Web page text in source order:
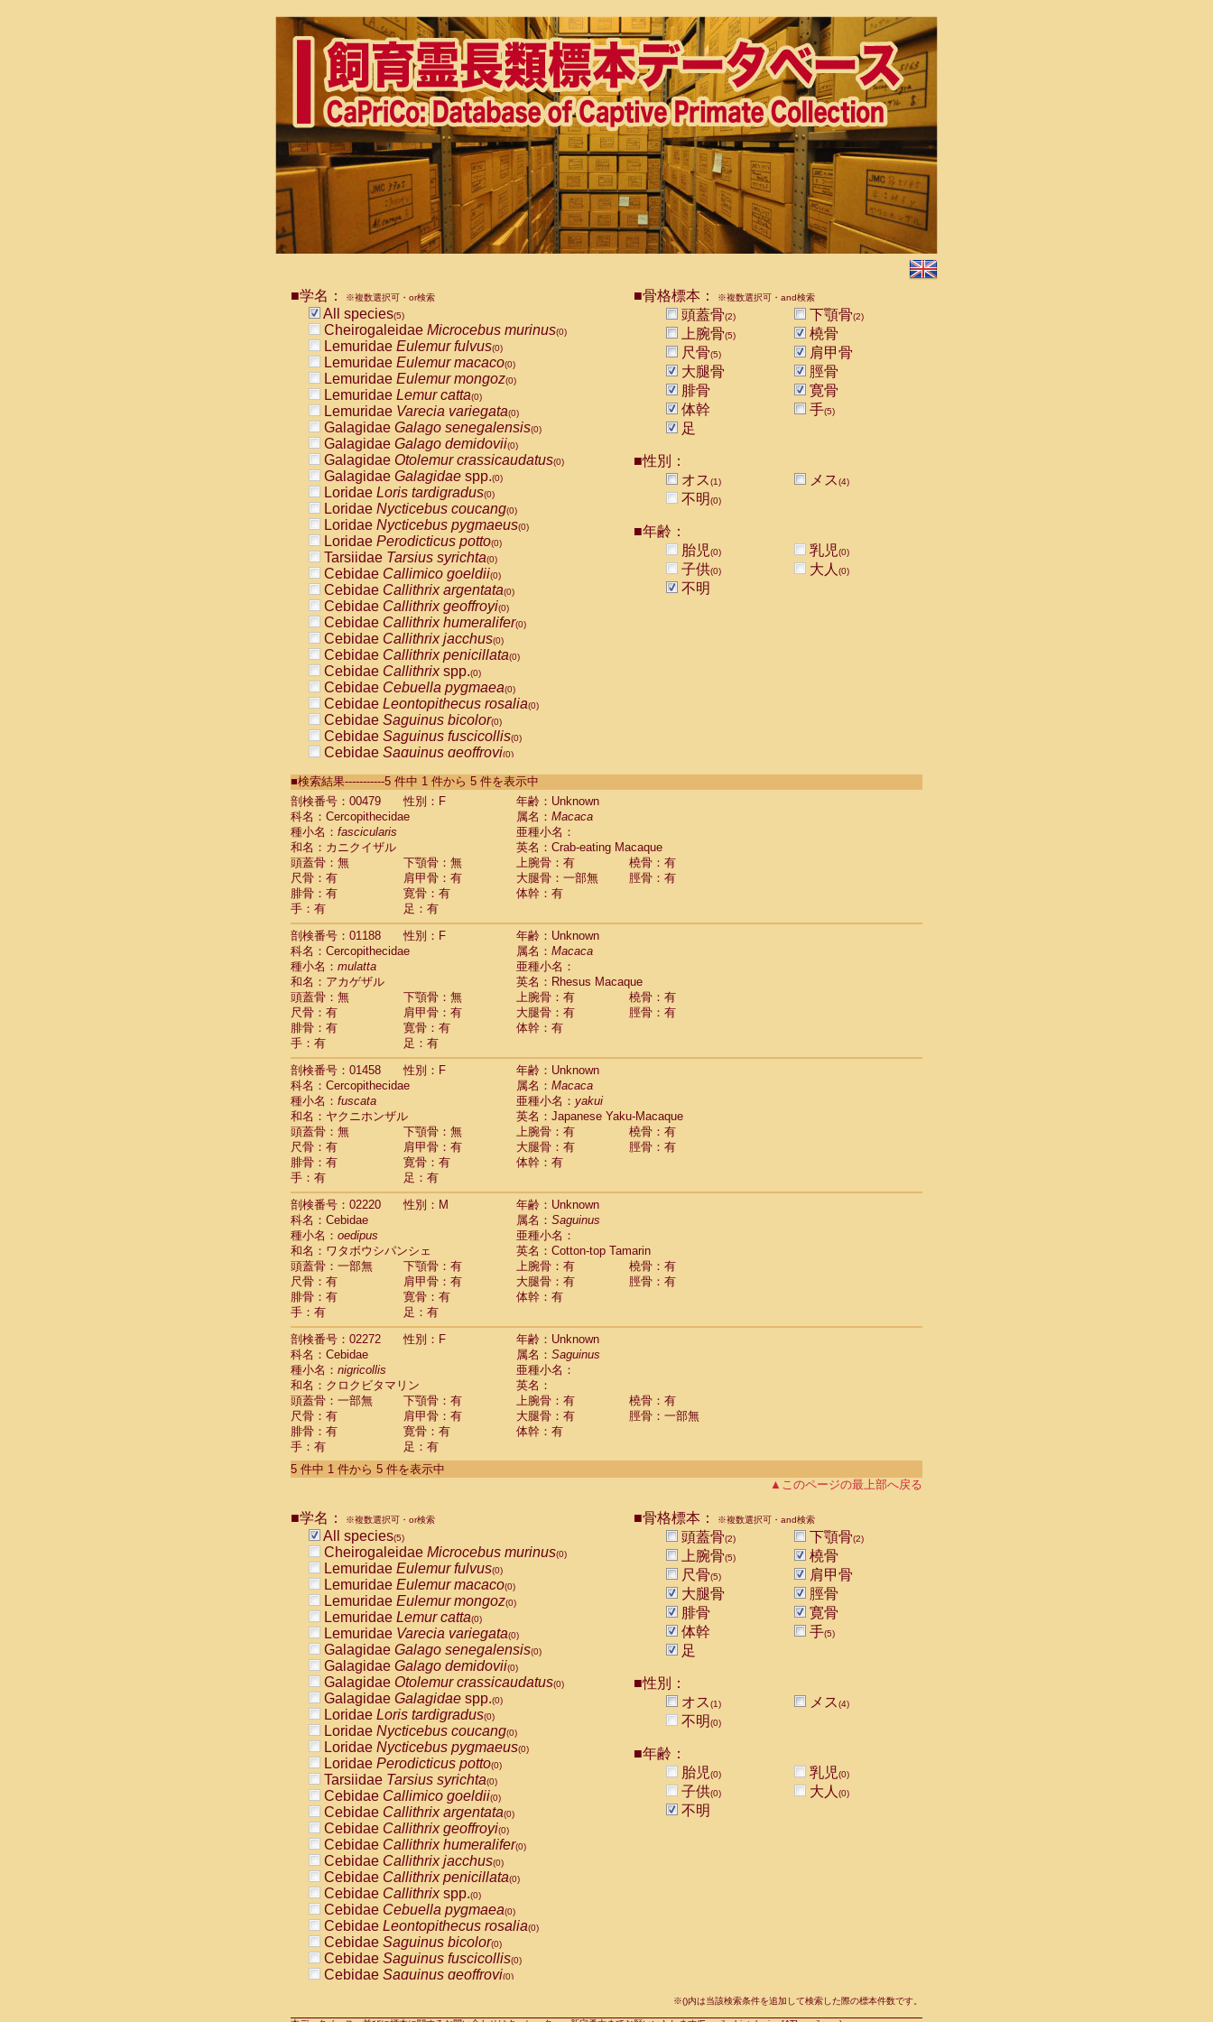
■学名： ※複数選択可・or検索
All species(5)
Cheirogaleidae Microcebus murinus(0)
Lemuridae Eulemur fulvus(0)
Lemuridae Eulemur macaco(0)
Lemuridae Eulemur mongoz(0)
Lemuridae Lemur catta(0)
Lemuridae Varecia variegata(0)
Galagidae Galago senegalensis(0)
Galagidae Galago demidovii(0)
Galagidae Otolemur crassicaudatus(0)
Galagidae Galagidae spp.(0)
Loridae Loris tardigradus(0)
Loridae Nycticebus coucang(0)
Loridae Nycticebus pygmaeus(0)
Loridae Perodicticus potto(0)
Tarsiidae Tarsius syrichta(0)
Cebidae Callimico goeldii(0)
Cebidae Callithrix argentata(0)
Cebidae Callithrix geoffroyi(0)
Cebidae Callithrix humeralifer(0)
Cebidae Callithrix jacchus(0)
Cebidae Callithrix penicillata(0)
Cebidae Callithrixspp.(0)
Cebidae Cebuella pygmaea(0)
Cebidae Leontopithecus rosalia(0)
Cebidae Saguinus bicolor(0)
Cebidae Saguinus fuscicollis(0)
Cebidae Saguinus geoffroyi(0)
CebidaeSaguinus labiatus(0)
Cebidae Saguinus leucopus (0)
CebidaeSaguinus midas
CebidaeSaguinus mystax
CebidaeSaguinus nigricollis (1)
Cebidae Saguinus oedipus
Cebidae Saguinus weddelli
Cebidae Saguinusspp.
Cebidae Aotus trivirgatus
Cebidae Cebus albifrons
CebidaeCebus apella
Cebidae
CebidaeCebus nigrivittatus
Cebidae Cebusspp.(0)
Cebidae Saimiri boliviensis
Cebidae Saimiri sciureus
Atelidae Alouatta caraya
AtelidaeAlouatta fusca
AtelidaeAlouatta seniculus
AtelidaeAlouatta
Atelidae Ateles belzebuth
Atelidae Ateles geoffroyi
Atelidae Ateles paniscus
Atelidae Atelesspp.
Atelidae Lagothrix lagothricha
AtelidaeLagothrix lagothricha cana(0)
Pitheciidae Cacajao calvus rubicundus (0)
Pitheciidae Callicebus cupreus(0)
Pitheciidae Callicebus donacophilus(0)
PitheciidaeCallicebus moloch(0)
Pitheciidae Callicebus torquatus(0)
Pitheciidae Callicebus
Pitheciidae Chiropotes satanas
Pitheciidae Pithecia monachus
Pitheciidae Pithecia pithecia (0)
Cercopithecidae Cercocebus agilis (0)
Cercopithecidae Cercocebus galeritus chrysogaster
Cercopithecidae Cercocebus torquatus atys
CercopithecidaeCercocebus torquatus lunulatus(0)
CercopithecidaeCercocebus torquatus torquatus(0)
CercopithecidaeCercocebus hybrid(0)
CercopithecidaeCercocebus
CercopithecidaeLophocebus albigena
CercopithecidaePapio hamadryas
Cercopithecidae
CercopithecidaePapiospp. (0)
CercopithecidaeMandrillus leucophaeus
CercopithecidaeMandrillus sphinx
CercopithecidaeTheropithecus gelada
CercopithecidaeMacaca arctoides
CercopithecidaeMacaca assamensis
CercopithecidaeMacaca brunnescens
CercopithecidaeMacaca cyclopis
CercopithecidaeMacaca fascicularis(1)
CercopithecidaeMacaca fuscaca fuscata
CercopithecidaeMacaca fuscata yakui
CercopithecidaeMacaca fuscata
CercopithecidaeMacaca maura
CercopithecidaeMacaca mulatta
Cercopithecidae Macaca nemestrina
CercopithecidaeMacaca nigra
CercopithecidaeMacaca radiata
CercopithecidaeMacaca silenus
CercopithecidaeMacaca sinica
CercopithecidaeMacaca sylvanus
CercopithecidaeMacaca thibetana
CercopithecidaeMacaca tonkeana
CercopithecidaeMacacahybrid
CercopithecidaeMacaca spp.(0)
CercopithecidaeAllenopithecus nigroviridis
CercopithecidaeCercopithecus ascanius
CercopithecidaeCercopithecus ascanius schmidti
■骨格標本： ※複数選択可・and検索
頭蓋骨(2) 下顎骨(2)
上腕骨(5)
橈骨
尺骨(5)
肩甲骨
大腿骨
脛骨
腓骨
寛骨
体幹
手(5)
足
■性別：
オス(1) メス(4)
不明(0)
■年齢：
胎児(0) 乳児(0)
子供(0) 大人 (0)
不明
■検索結果-----------5 件中 1 件から 5 件を表示中
剖検番号：00479
性別：F
年齢：Unknown
科名：Cercopithecidae
属名： Macaca
種小名： fascicularis
亜種小名：
和名：カニクイザル
英名：Crab-eating Macaque
頭蓋骨：無
下顎骨：無 上腕骨：有
橈骨：有
尺骨：有
肩甲骨：有 大腿骨：一部無
脛骨：有
腓骨：有
寛骨：有
体幹：有
手：有
足：有
剖検番号：01188
性別：F
年齢：Unknown
科名：Cercopithecidae
属名： Macaca
種小名： mulatta
亜種小名：
和名：アカゲザル
英名：Rhesus Macaque
頭蓋骨：無
下顎骨：無 上腕骨：有
橈骨：有
尺骨：有
肩甲骨：有 大腿骨：有
脛骨：有
腓骨：有
寛骨：有
体幹：有
手：有
足：有
剖検番号：01458
性別：F
年齢：Unknown
科名：Cercopithecidae
属名： Macaca
種小名： fuscata 亜種小名： yakui
和名：ヤクニホンザル
英名：Japanese Yaku-Macaque
頭蓋骨：無
下顎骨：無 上腕骨：有
橈骨：有
尺骨：有
肩甲骨：有 大腿骨：有
脛骨：有
腓骨：有
寛骨：有
体幹：有
手：有
足：有
剖検番号：02220
性別：M
年齢：Unknown
科名：Cebidae
属名： Saguinus
種小名： oedipus
亜種小名：
和名：ワタボウシパンシェ
英名：Cotton-top Tamarin
頭蓋骨：一部無
下顎骨：有 上腕骨：有
橈骨：有
尺骨：有
肩甲骨：有 大腿骨：有
脛骨：有
腓骨：有
寛骨：有
体幹：有
手：有
足：有
剖検番号：02272
性別：F
年齢：Unknown
科名：Cebidae
属名： Saguinus
種小名： nigricollis
亜種小名：
和名：クロクビタマリン
英名：
頭蓋骨：一部無
下顎骨：有 上腕骨：有
橈骨：有
尺骨：有
肩甲骨：有 大腿骨：有
脛骨：一部無
腓骨：有
寛骨：有
体幹：有
手：有
足：有
5 件中 1 件から 5 件を表示中
▲このページの最上部へ戻る
■学名： ※複数選択可・or検索
All species(5)
Cheirogaleidae Microcebus murinus(0)
Lemuridae Eulemur fulvus(0)
Lemuridae Eulemur macaco(0)
Lemuridae Eulemur mongoz(0)
Lemuridae Lemur catta(0)
Lemuridae Varecia variegata(0)
Galagidae Galago senegalensis(0)
Galagidae Galago demidovii(0)
Galagidae Otolemur crassicaudatus(0)
Galagidae Galagidae spp.(0)
Loridae Loris tardigradus(0)
Loridae Nycticebus coucang(0)
Loridae Nycticebus pygmaeus(0)
Loridae Perodicticus potto(0)
Tarsiidae Tarsius syrichta(0)
Cebidae Callimico goeldii(0)
Cebidae Callithrix argentata(0)
Cebidae Callithrix geoffroyi(0)
Cebidae Callithrix humeralifer(0)
Cebidae Callithrix jacchus(0)
Cebidae Callithrix penicillata(0)
Cebidae Callithrixspp.(0)
Cebidae Cebuella pygmaea(0)
Cebidae Leontopithecus rosalia(0)
Cebidae Saguinus bicolor(0)
Cebidae Saguinus fuscicollis(0)
Cebidae Saguinus geoffroyi(0)
■骨格標本： ※複数選択可・and検索
頭蓋骨(2) 下顎骨(2)
上腕骨(5)
橈骨
尺骨(5)
肩甲骨
大腿骨
脛骨
腓骨
寛骨
体幹
手(5)
足
■性別：
オス(1) メス(4)
不明(0)
■年齢：
胎児(0) 乳児(0)
子供(0) 大人 (0)
不明
※()内は当該検索条件を追加して検索した際の標本件数です。